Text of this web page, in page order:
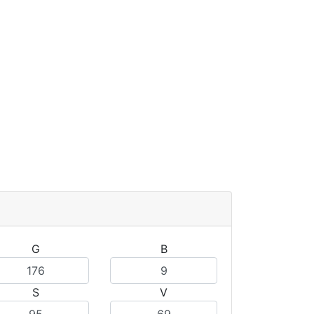
G B
S V